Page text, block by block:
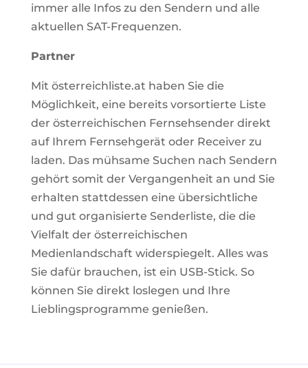
immer alle Infos zu den Sendern und alle
aktuellen SAT-Frequenzen.
Partner
Mit österreichliste.at haben Sie die
Möglichkeit, eine bereits vorsortierte Liste
der österreichischen Fernsehsender direkt
auf Ihrem Fernsehgerät oder Receiver zu
laden. Das mühsame Suchen nach Sendern
gehört somit der Vergangenheit an und Sie
erhalten stattdessen eine übersichtliche
und gut organisierte Senderliste, die die
Vielfalt der österreichischen
Medienlandschaft widerspiegelt. Alles was
Sie dafür brauchen, ist ein USB-Stick. So
können Sie direkt loslegen und Ihre
Lieblingsprogramme genießen.